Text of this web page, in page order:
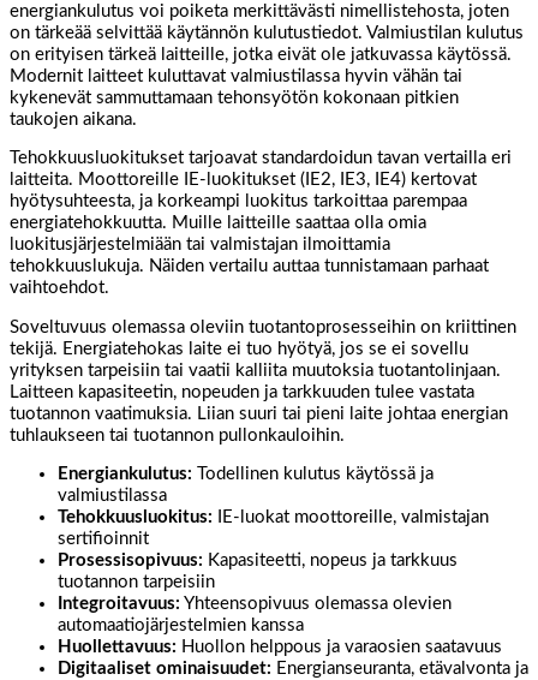
energiankulutus voi poiketa merkittävästi nimellistehosta, joten
on tärkeää selvittää käytännön kulutustiedot. Valmiustilan kulutus
on erityisen tärkeä laitteille, jotka eivät ole jatkuvassa käytössä.
Modernit laitteet kuluttavat valmiustilassa hyvin vähän tai
kykenevät sammuttamaan tehonsyötön kokonaan pitkien
taukojen aikana.
Tehokkuusluokitukset tarjoavat standardoidun tavan vertailla eri
laitteita. Moottoreille IE-luokitukset (IE2, IE3, IE4) kertovat
hyötysuhteesta, ja korkeampi luokitus tarkoittaa parempaa
energiatehokkuutta. Muille laitteille saattaa olla omia
luokitusjärjestelmiään tai valmistajan ilmoittamia
tehokkuuslukuja. Näiden vertailu auttaa tunnistamaan parhaat
vaihtoehdot.
Soveltuvuus olemassa oleviin tuotantoprosesseihin on kriittinen
tekijä. Energiatehokas laite ei tuo hyötyä, jos se ei sovellu
yrityksen tarpeisiin tai vaatii kalliita muutoksia tuotantolinjaan.
Laitteen kapasiteetin, nopeuden ja tarkkuuden tulee vastata
tuotannon vaatimuksia. Liian suuri tai pieni laite johtaa energian
tuhlaukseen tai tuotannon pullonkauloihin.
Energiankulutus: Todellinen kulutus käytössä ja
valmiustilassa
Tehokkuusluokitus: IE-luokat moottoreille, valmistajan
sertifioinnit
Prosessisopivuus: Kapasiteetti, nopeus ja tarkkuus
tuotannon tarpeisiin
Integroitavuus: Yhteensopivuus olemassa olevien
automaatiojärjestelmien kanssa
Huollettavuus: Huollon helppous ja varaosien saatavuus
Digitaaliset ominaisuudet: Energianseuranta, etävalvonta ja